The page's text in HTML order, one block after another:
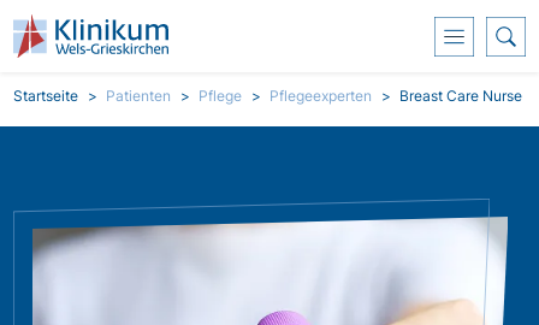
Direkt zum Inhalt
Pfadnavigation
Startseite Patienten Pflege Pflegeexperten Breast Care Nurse
Bild